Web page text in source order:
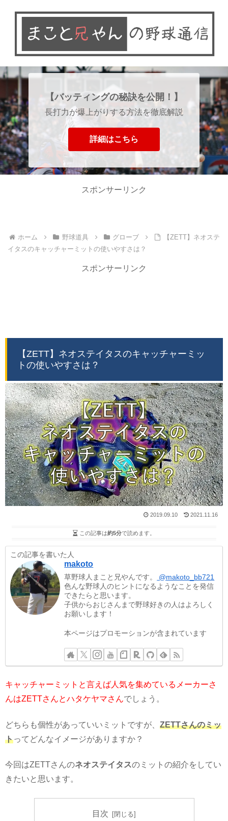
【バッティングの秘訣を公開！】
長打力が爆上がりする方法を徹底解説
詳細はこちら
スポンサーリンク
ホーム 野球道具 グローブ
【ZETT】ネオステ
イタスのキャッチャーミットの使いやすさは？
スポンサーリンク
【ZETT】ネオステイタスのキャッチャーミッ
トの使いやすさは？
2019.09.10 2021.11.16
この記事は約5分で読めます。
この記事を書いた人
makoto
草野球人まこと兄やんです。
@makoto_bb721
色んな野球人のヒントになるようなことを発信
できたらと思います。
子供からおじさんまで野球好きの人はよろしく
お願いします！
本ページはプロモーションが含まれています
キャッチャーミットと言えば人気を集めているメーカーさ
んはZETTさんとハタケヤマさんでしょう。
どちらも個性があっていいミットですが、 ZETTさんのミッ
トってどんなイメージがありますか？
今回はZETTさんのネオステイタスのミットの紹介をしてい
きたいと思います。
目次